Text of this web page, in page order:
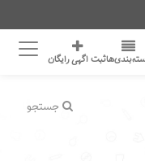
ثبت اگهی رایگان
جستجو